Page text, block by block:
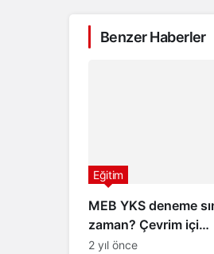
Benzer Haberler
MEB YKS deneme
zaman? Çevrim içi
düzenlenecek
Eğitim
2 yıl önce